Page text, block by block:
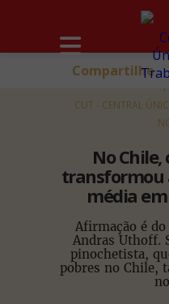
CUT - CENTRAL
No
transformou
média
Afirmação é
Andras Uthoff.
pinochetista,
pobres no Chile,
Compartilhe